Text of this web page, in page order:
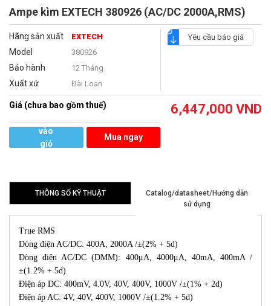
Ampe kìm EXTECH 380926 (AC/DC 2000A,RMS)
Hãng sản xuất EXTECH
Model 380926
Bảo hành 12 Tháng
Xuất xứ Đài Loan
Yêu cầu báo giá
Giá (chưa bao gồm thuế) 6,447,000 VND
vào
giỏ
Mua ngay
THÔNG SỐ KỸ THUẬT
Catalog/datasheet/Hướng dẫn
sử dụng
True RMS
Dòng điện AC/DC: 400A, 2000A /±(2% + 5d)
Dòng điện AC/DC (DMM): 400μA, 4000μA, 40mA, 400mA /
±(1.2% + 5d)
Điện áp DC: 400mV, 4.0V, 40V, 400V, 1000V /±(1% + 2d)
Điện áp AC: 4V, 40V, 400V, 1000V /±(1.2% + 5d)